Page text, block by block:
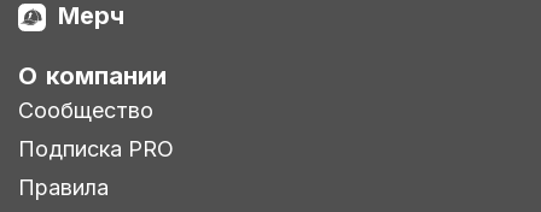
Мерч
О компании
Сообщество
Подписка PRO
Правила